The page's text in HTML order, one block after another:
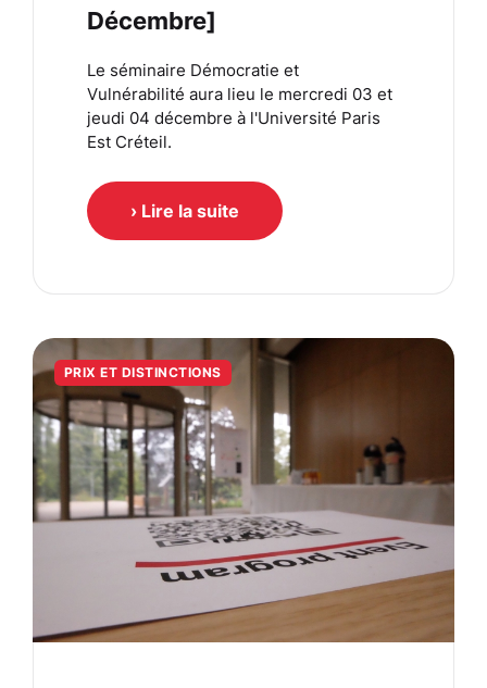
Décembre]
Le séminaire Démocratie et
Vulnérabilité aura lieu le mercredi 03 et
jeudi 04 décembre à l'Université Paris
Est Créteil.
› Lire la suite
PRIX ET DISTINCTIONS